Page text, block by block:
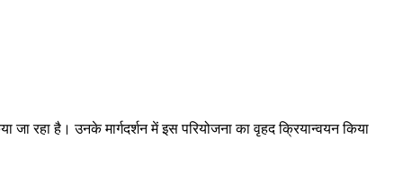
रहा है। उनके मार्गदर्शन में इस परियोजना का वृहद क्रियान्वयन किया